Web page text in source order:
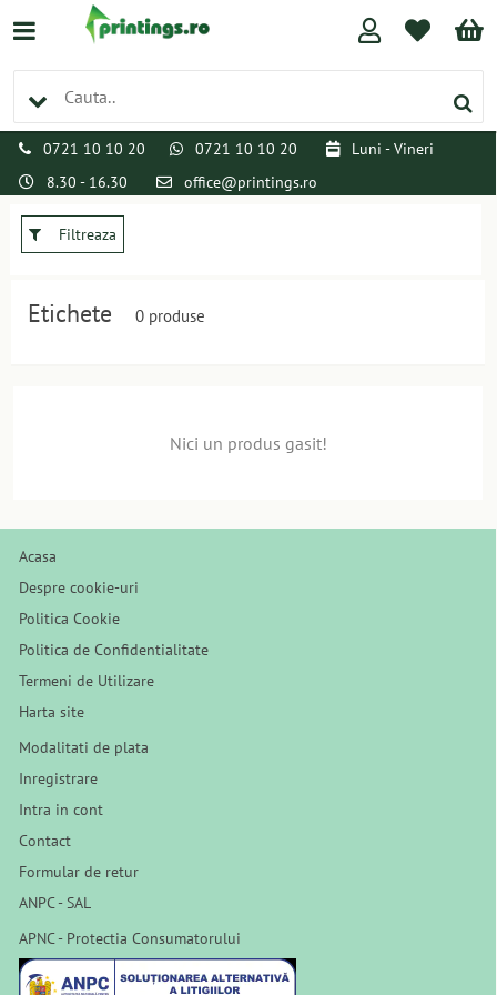
0721 10 10 20 0721 10 10 20
Luni - Vineri
8.30 - 16.30
office@printings.ro
Filtreaza
Etichete 0 produse
Nici un produs gasit!
Acasa
Despre cookie-uri
Politica Cookie
Politica de Confidentialitate
Termeni de Utilizare
Harta site
Modalitati de plata
Inregistrare
Intra in cont
Contact
Formular de retur
ANPC - SAL
APNC - Protectia Consumatorului